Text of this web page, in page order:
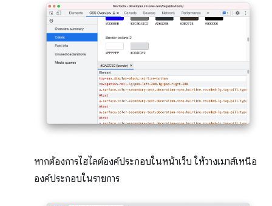
หากต้องการไฮไลต์องค์ประกอบในหน้าเว็บ ให้วางเมาส์เหนือ
องค์ประกอบในรายการ